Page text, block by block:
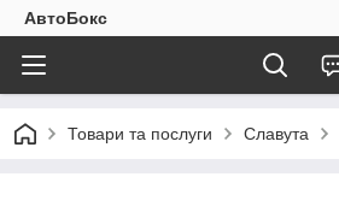
АвтоБокс
Товари та послуги Славута